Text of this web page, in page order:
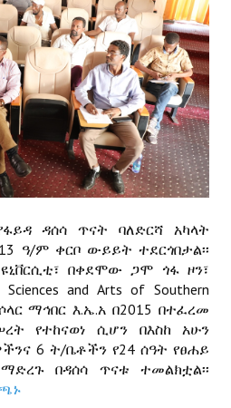
ዳሰሳ ጥናት ባለድርሻ አካላት
ዓ/ም ቀርቦ ውይይት ተደርጎበታል፡፡
በቀደሞው ጋሞ ጎፋ ዞን፣
Sciences and Arts of Southern
ማኅበር እ.ኤ.አ በ2015 በተፈረመ
የተከናወነ ሲሆን በእስከ አሁን
6 ት/ቤቶችን የ24 ሰዓት የፀሐይ
በዳሰሳ ጥናቱ ተመልክቷል፡፡